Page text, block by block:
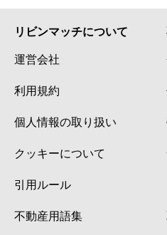
リビンマッチについて
運営会社
利用規約
個人情報の取り扱い
クッキーについて
引用ルール
不動産用語集